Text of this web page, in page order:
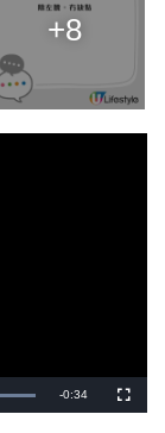
+8
剩
-0:34
全
螢